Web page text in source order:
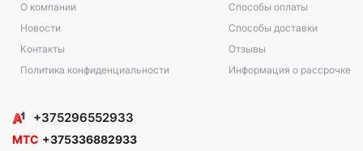
О компании
Новости
Контакты
Политика конфиденциальности
Способы оплаты
Способы доставки
Отзывы
Информация о рассрочке
+375296552933
МТС +375336882933